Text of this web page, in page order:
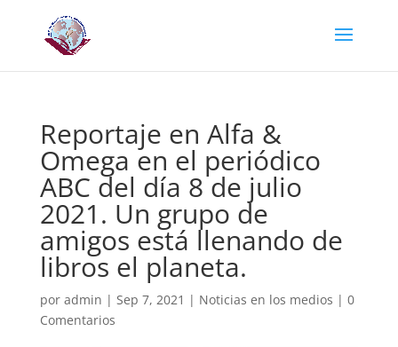
Reportaje en Alfa &
Omega en el periódico
ABC del día 8 de julio
2021. Un grupo de
amigos está llenando de
libros el planeta.
por admin | Sep 7, 2021 | Noticias en los medios | 0
Comentarios